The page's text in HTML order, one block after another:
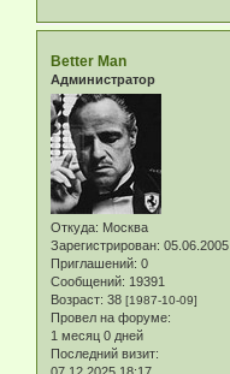
Better Man
Администратор
Откуда: Москва
Зарегистрирован: 05.06.2005
Приглашений: 0
Сообщений: 19391
Возраст: 38 [1987-10-09]
Провел на форуме:
1 месяц 0 дней
Последний визит: